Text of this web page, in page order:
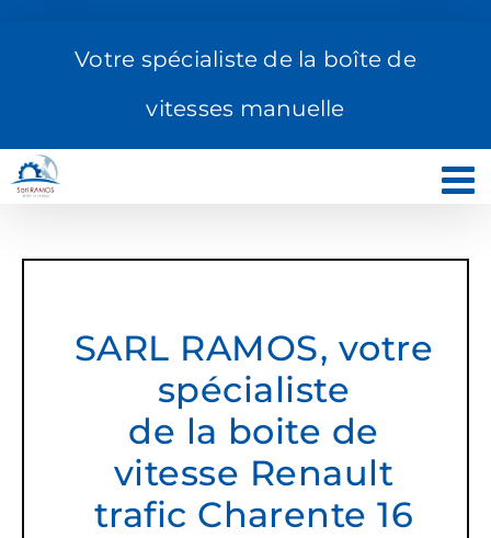
Votre spécialiste de la boîte de
vitesses manuelle
SARL RAMOS, votre
spécialiste
de la boite de
vitesse Renault
trafic Charente 16